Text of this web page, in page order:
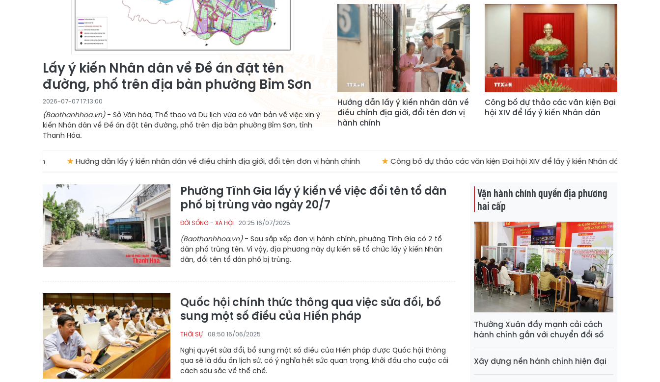
Lấy ý kiến Nhân dân về Đề án đặt tên
đường, phố trên địa bàn phường Bỉm Sơn
2026-07-07 17:13:00
(Baothanhhoa.vn)- Sở Văn hóa, Thể thao và Du lịch vừa có văn bản về việc xin ý
kiến Nhân dân về Đề án đặt tên đường, phố trên địa bàn phường Bỉm Sơn, tỉnh
Thanh Hóa.
Hướng dẫn lấy ý kiến nhân dân về
điều chỉnh địa giới, đổi tên đơn vị
hành chính
Công bố dự thảo các văn kiện Đại
hội XIV để lấy ý kiến Nhân dân
Hướng dẫn lấy ý kiến nhân dân về điều chỉnh địa giới, đổi tên đơn vị hành chính ★ Công bố dự thảo các văn kiện Đại hội XIV để lấy ý kiến Nhân dân ★ Phường Tĩnh
Phường Tĩnh Gia lấy ý kiến về việc đổi tên tổ dân
phố bị trùng vào ngày 20/7
ĐỜI SỐNG - XÃ HỘI 20:25 16/07/2025
(Baothanhhoa.vn)- Sau sắp xếp đơn vị hành chính, phường Tĩnh Gia có 2 tổ
dân phố trùng tên. Vì vậy, địa phương này dự kiến sẽ tổ chức lấy ý kiến Nhân
dân, đổi tên tổ dân phố bị trùng.
Quốc hội chính thức thông qua việc sửa đổi, bổ
sung một số điều của Hiến pháp
THỜI SỰ 08:50 16/06/2025
Nghị quyết sửa đổi, bổ sung một số điều của Hiến pháp được Quốc hội thông
qua sẽ là dấu ấn lịch sử, có ý nghĩa hết sức quan trọng, khởi đầu cho cuộc cải
cách sâu sắc về thể chế.
Vận hành chính quyền địa phương
hai cấp
Thường Xuân đẩy mạnh cải cách
hành chính gắn với chuyển đổi số
Xây dựng nền hành chính hiện đại